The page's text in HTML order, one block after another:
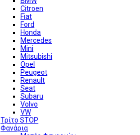
Citroen
Fiat
Ford
Honda
Mercedes
Mini
Mitsubishi
Opel
Peugeot
Renault
Seat
Subaru
Volvo
VW
Τρίτο STOP
Φανάρια